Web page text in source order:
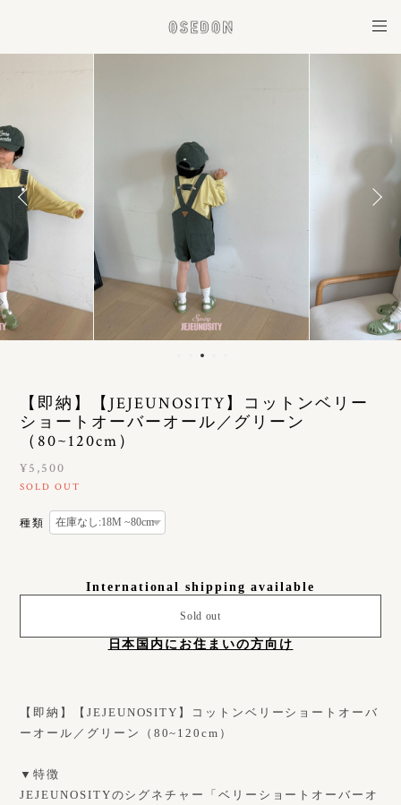
【即納】【JEJEUNOSITY】コットンベリー
ショートオーバーオール／グリーン
（80~120cm）
¥5,500
SOLD OUT
種類
International shipping available
Sold out
日本国内にお住まいの方向け
【即納】【JEJEUNOSITY】コットンベリーショートオーバ
ーオール／グリーン（80~120cm）
▼特徴
JEJEUNOSITYのシグネチャー「ベリーショートオーバーオ